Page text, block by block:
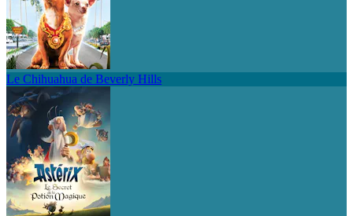
Le Chihuahua de Beverly Hills